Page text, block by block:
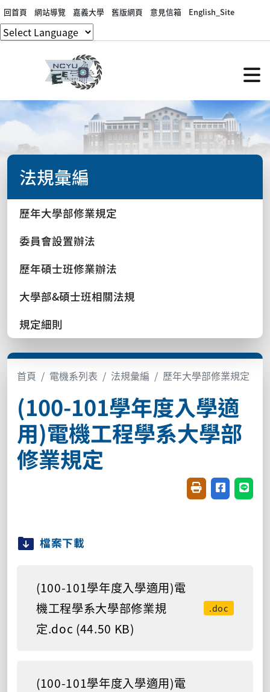
回首頁 網站導覽 嘉義大學 舊版網頁 意見信箱 English_Site
法規彙編
歷年大學部修業規定
委員會設置辦法
歷年碩士班修業辦法
大學部&碩士班相關法規
規定細則
首頁 電機系列表 法規彙編 歷年大學部修業規定
(100-101學年度入學適
用)電機工程學系大學部
修業規定
友善列印(開新視
分享至臉書
分享
檔案下載
(100-101學年度入學適用)電
機工程學系大學部修業規
定.doc (44.50 KB)
.doc
(100-101學年度入學適用)電